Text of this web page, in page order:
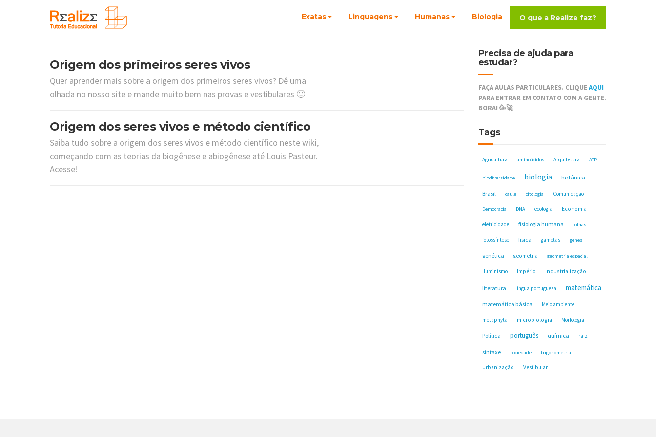
Exatas Linguagens Humanas Biologia O que a Realize faz?
Origem dos primeiros seres vivos
Quer aprender mais sobre a origem dos primeiros seres vivos? Dê uma
olhada no nosso site e mande muito bem nas provas e vestibulares 🙂
Origem dos seres vivos e método científico
Saiba tudo sobre a origem dos seres vivos e método científico neste wiki,
começando com as teorias da biogênese e abiogênese até Louis Pasteur.
Acesse!
Precisa de ajuda para
estudar?
FAÇA AULAS PARTICULARES. CLIQUEAQUI
PARA ENTRAR EM CONTATO COM A GENTE.
BORA! 🥳🚀
Tags
Agricultura aminoácidos Arquitetura ATP
biodiversidade biologia botânica
Brasil caule citologia Comunicação
Democracia DNA ecologia Economia
eletricidade fisiologia humana folhas
fotossíntese física gametas genes
genética geometria geometria espacial
Iluminismo Império Industrialização
literatura língua portuguesa matemática
matemática básica Meio ambiente
metaphyta microbiologia Morfologia
Política português química raiz
sintaxe sociedade trigonometria
Urbanização Vestibular